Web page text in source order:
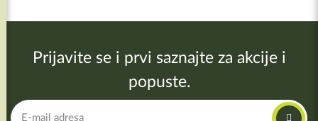
Prijavite se i prvi saznajte za akcije i
popuste.